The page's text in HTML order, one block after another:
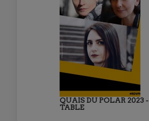
QUAIS DU POLAR 2023 -
TABLE